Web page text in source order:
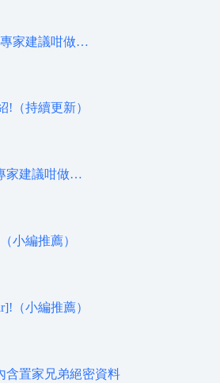
專家建議咁做…
!（持續更新）
家建議咁做…
小編推薦）
（小編推薦）
含置家兄弟絕密資料